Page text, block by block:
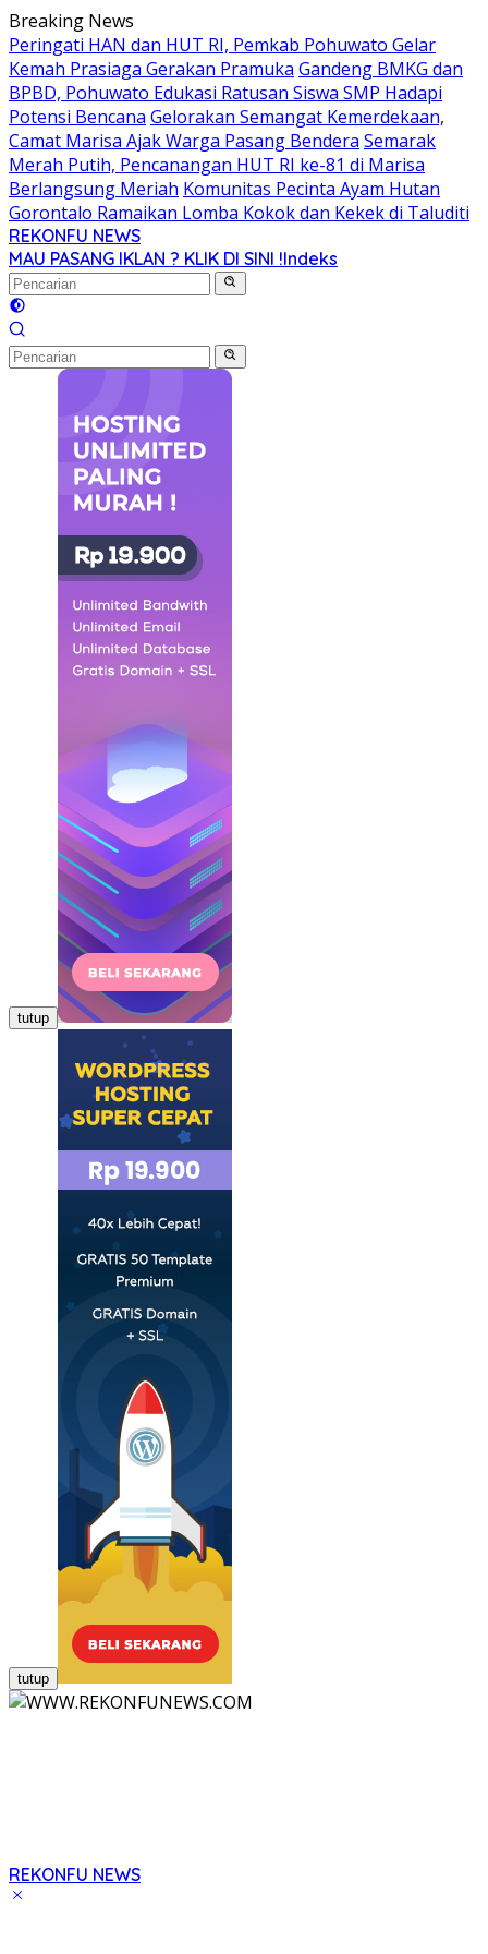
Langsung
ke
konten
Breaking News
Peringati HAN dan HUT RI, Pemkab Pohuwato Gelar
Kemah Prasiaga Gerakan Pramuka Gandeng BMKG dan
BPBD, Pohuwato Edukasi Ratusan Siswa SMP Hadapi
Potensi Bencana Gelorakan Semangat Kemerdekaan,
Camat Marisa Ajak Warga Pasang Bendera Semarak
Merah Putih, Pencanangan HUT RI ke-81 di Marisa
Berlangsung Meriah Komunitas Pecinta Ayam Hutan
Gorontalo Ramaikan Lomba Kokok dan Kekek di Taluditi
REKONFU NEWS
Tegas,
Berani
dan
Transparan
MAU PASANG IKLAN ? KLIK DI SINI !Indeks
tutup
tutup
REKONFU NEWS
Tegas,